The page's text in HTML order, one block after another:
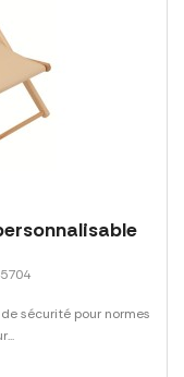
sécurité pour normes